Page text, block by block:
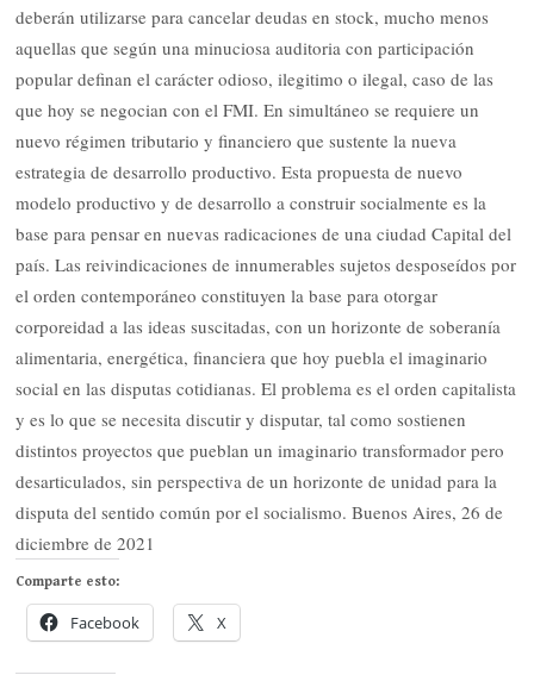
deberán utilizarse para cancelar deudas en stock, mucho menos
aquellas que según una minuciosa auditoria con participación
popular definan el carácter odioso, ilegitimo o ilegal, caso de las
que hoy se negocian con el FMI. En simultáneo se requiere un
nuevo régimen tributario y financiero que sustente la nueva
estrategia de desarrollo productivo. Esta propuesta de nuevo
modelo productivo y de desarrollo a construir socialmente es la
base para pensar en nuevas radicaciones de una ciudad Capital del
país. Las reivindicaciones de innumerables sujetos desposeídos por
el orden contemporáneo constituyen la base para otorgar
corporeidad a las ideas suscitadas, con un horizonte de soberanía
alimentaria, energética, financiera que hoy puebla el imaginario
social en las disputas cotidianas. El problema es el orden capitalista
y es lo que se necesita discutir y disputar, tal como sostienen
distintos proyectos que pueblan un imaginario transformador pero
desarticulados, sin perspectiva de un horizonte de unidad para la
disputa del sentido común por el socialismo. Buenos Aires, 26 de
diciembre de 2021
Comparte esto:
Facebook X